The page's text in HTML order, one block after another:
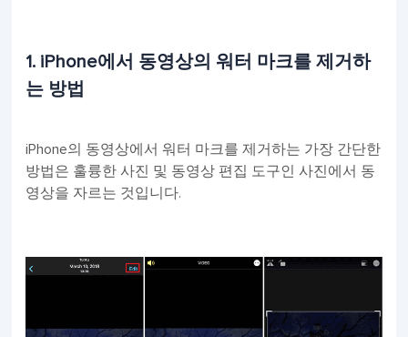
1. iPhone에서 동영상의 워터 마크를 제거하
는 방법
iPhone의 동영상에서 워터 마크를 제거하는 가장 간단한
방법은 훌륭한 사진 및 동영상 편집 도구인 사진에서 동
영상을 자르는 것입니다.